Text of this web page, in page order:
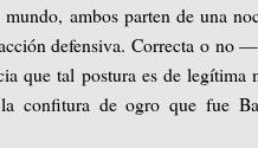
ambos parten de una
defensiva. Correcta o no
que tal postura es de legítima
confitura de ogro que fue